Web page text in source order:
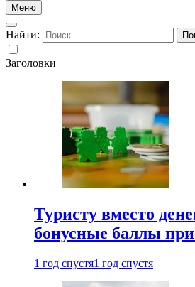
Меню
Найти:
Заголовки
Туристу вместо
бонусные баллы
1 год спустя1 год спустя